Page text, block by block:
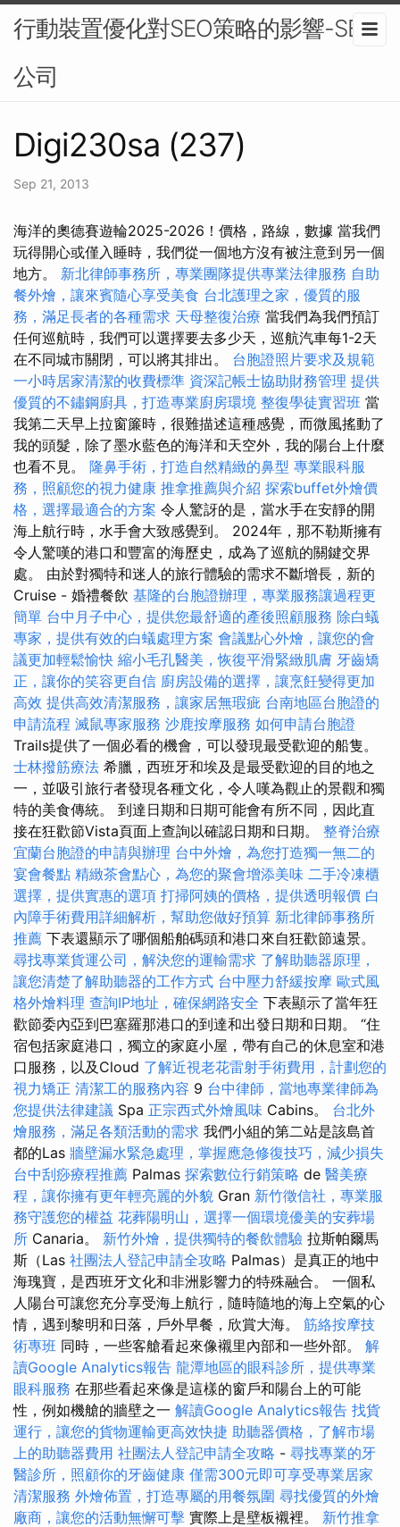
行動裝置優化對SEO策略的影響-SEO
公司
Digi230sa (237)
Sep 21, 2013
海洋的奧德賽遊輪2025-2026！價格，路線，數據 當我們
玩得開心或僅入睡時，我們從一個地方沒有被注意到另一個
地方。 新北律師事務所，專業團隊提供專業法律服務 自助
餐外燴，讓來賓隨心享受美食 台北護理之家，優質的服
務，滿足長者的各種需求 天母整復治療 當我們為我們預訂
任何巡航時，我們可以選擇要去多少天，巡航汽車每1-2天
在不同城市關閉，可以將其排出。 台胞證照片要求及規範
一小時居家清潔的收費標準 資深記帳士協助財務管理 提供
優質的不鏽鋼廚具，打造專業廚房環境 整復學徒實習班 當
我第二天早上拉窗簾時，很難描述這種感覺，而微風搖動了
我的頭髮，除了墨水藍色的海洋和天空外，我的陽台上什麼
也看不見。 隆鼻手術，打造自然精緻的鼻型 專業眼科服
務，照顧您的視力健康 推拿推薦與介紹 探索buffet外燴價
格，選擇最適合的方案 令人驚訝的是，當水手在安靜的開
海上航行時，水手會大致感覺到。 2024年，那不勒斯擁有
令人驚嘆的港口和豐富的海歷史，成為了巡航的關鍵交界
處。 由於對獨特和迷人的旅行體驗的需求不斷增長，新的
Cruise - 婚禮餐飲 基隆的台胞證辦理，專業服務讓過程更
簡單 台中月子中心，提供您最舒適的產後照顧服務 除白蟻
專家，提供有效的白蟻處理方案 會議點心外燴，讓您的會
議更加輕鬆愉快 縮小毛孔醫美，恢復平滑緊緻肌膚 牙齒矯
正，讓你的笑容更自信 廚房設備的選擇，讓烹飪變得更加
高效 提供高效清潔服務，讓家居無瑕疵 台南地區台胞證的
申請流程 滅鼠專家服務 沙鹿按摩服務 如何申請台胞證
Trails提供了一個必看的機會，可以發現最受歡迎的船隻。
士林撥筋療法 希臘，西班牙和埃及是最受歡迎的目的地之
一，並吸引旅行者發現各種文化，令人嘆為觀止的景觀和獨
特的美食傳統。 到達日期和日期可能會有所不同，因此直
接在狂歡節Vista頁面上查詢以確認日期和日期。 整脊治療
宜蘭台胞證的申請與辦理 台中外燴，為您打造獨一無二的
宴會餐點 精緻茶會點心，為您的聚會增添美味 二手冷凍櫃
選擇，提供實惠的選項 打掃阿姨的價格，提供透明報價 白
內障手術費用詳細解析，幫助您做好預算 新北律師事務所
推薦 下表還顯示了哪個船舶碼頭和港口來自狂歡節遠景。
尋找專業貨運公司，解決您的運輸需求 了解助聽器原理，
讓您清楚了解助聽器的工作方式 台中壓力舒緩按摩 歐式風
格外燴料理 查詢IP地址，確保網路安全 下表顯示了當年狂
歡節委內亞到巴塞羅那港口的到達和出發日期和日期。 “住
宿包括家庭港口，獨立的家庭小屋，帶有自己的休息室和港
口服務，以及Cloud 了解近視老花雷射手術費用，計劃您的
視力矯正 清潔工的服務內容 9 台中律師，當地專業律師為
您提供法律建議 Spa 正宗西式外燴風味 Cabins。 台北外
燴服務，滿足各類活動的需求 我們小組的第二站是該島首
都的Las 牆壁漏水緊急處理，掌握應急修復技巧，減少損失
台中刮痧療程推薦 Palmas 探索數位行銷策略 de 醫美療
程，讓你擁有更年輕亮麗的外貌 Gran 新竹徵信社，專業服
務守護您的權益 花葬陽明山，選擇一個環境優美的安葬場
所 Canaria。 新竹外燴，提供獨特的餐飲體驗 拉斯帕爾馬
斯（Las 社團法人登記申請全攻略 Palmas）是真正的地中
海瑰寶，是西班牙文化和非洲影響力的特殊融合。 一個私
人陽台可讓您充分享受海上航行，隨時隨地的海上空氣的心
情，遇到黎明和日落，戶外早餐，欣賞大海。 筋絡按摩技
術專班 同時，一些客艙看起來像襯里內部和一些外部。 解
讀Google Analytics報告 龍潭地區的眼科診所，提供專業
眼科服務 在那些看起來像是這樣的窗戶和陽台上的可能
性，例如機艙的牆壁之一 解讀Google Analytics報告 找貨
運行，讓您的貨物運輸更高效快捷 助聽器價格，了解市場
上的助聽器費用 社團法人登記申請全攻略 - 尋找專業的牙
醫診所，照顧你的牙齒健康 僅需300元即可享受專業居家
清潔服務 外燴佈置，打造專屬的用餐氛圍 尋找優質的外燴
廠商，讓您的活動無懈可擊 實際上是壁板襯裡。 新竹推拿